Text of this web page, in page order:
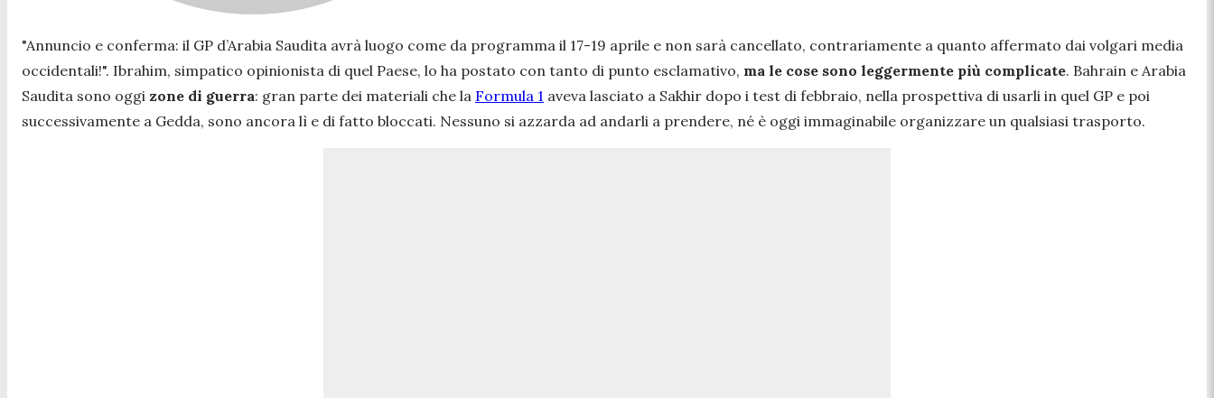
"Annuncio e conferma: il GP d’Arabia Saudita avrà luogo come da programma il 17-19 aprile e non sarà cancellato, contrariamente a quanto affermato dai volgari media
occidentali!". Ibrahim, simpatico opinionista di quel Paese, lo ha postato con tanto di punto esclamativo, ma le cose sono leggermente più complicate. Bahrain e Arabia
Saudita sono oggi zone di guerra: gran parte dei materiali che la Formula 1 aveva lasciato a Sakhir dopo i test di febbraio, nella prospettiva di usarli in quel GP e poi
successivamente a Gedda, sono ancora lì e di fatto bloccati. Nessuno si azzarda ad andarli a prendere, né è oggi immaginabile organizzare un qualsiasi trasporto.